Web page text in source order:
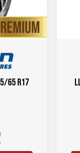
65 R17